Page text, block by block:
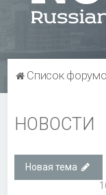
Список
НОВОСТИ
Новая тема